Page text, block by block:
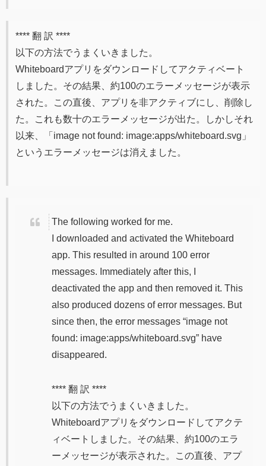
**** 翻 訳 ****
以下の方法でうまくいきました。
Whiteboardアプリをダウンロードしてアクティベート
しました。その結果、約100のエラーメッセージが表示
された。この直後、アプリを非アクティブにし、削除し
た。これも数十のエラーメッセージが出た。しかしそれ
以来、「image not found: image:apps/whiteboard.svg」
というエラーメッセージは消えました。
The following worked for me.
I downloaded and activated the Whiteboard
app. This resulted in around 100 error
messages. Immediately after this, I
deactivated the app and then removed it. This
also produced dozens of error messages. But
since then, the error messages “image not
found: image:apps/whiteboard.svg” have
disappeared.
**** 翻 訳 ****
以下の方法でうまくいきました。
Whiteboardアプリをダウンロードしてアクテ
ィベートしました。その結果、約100のエラ
ーメッセージが表示された。この直後、アプ